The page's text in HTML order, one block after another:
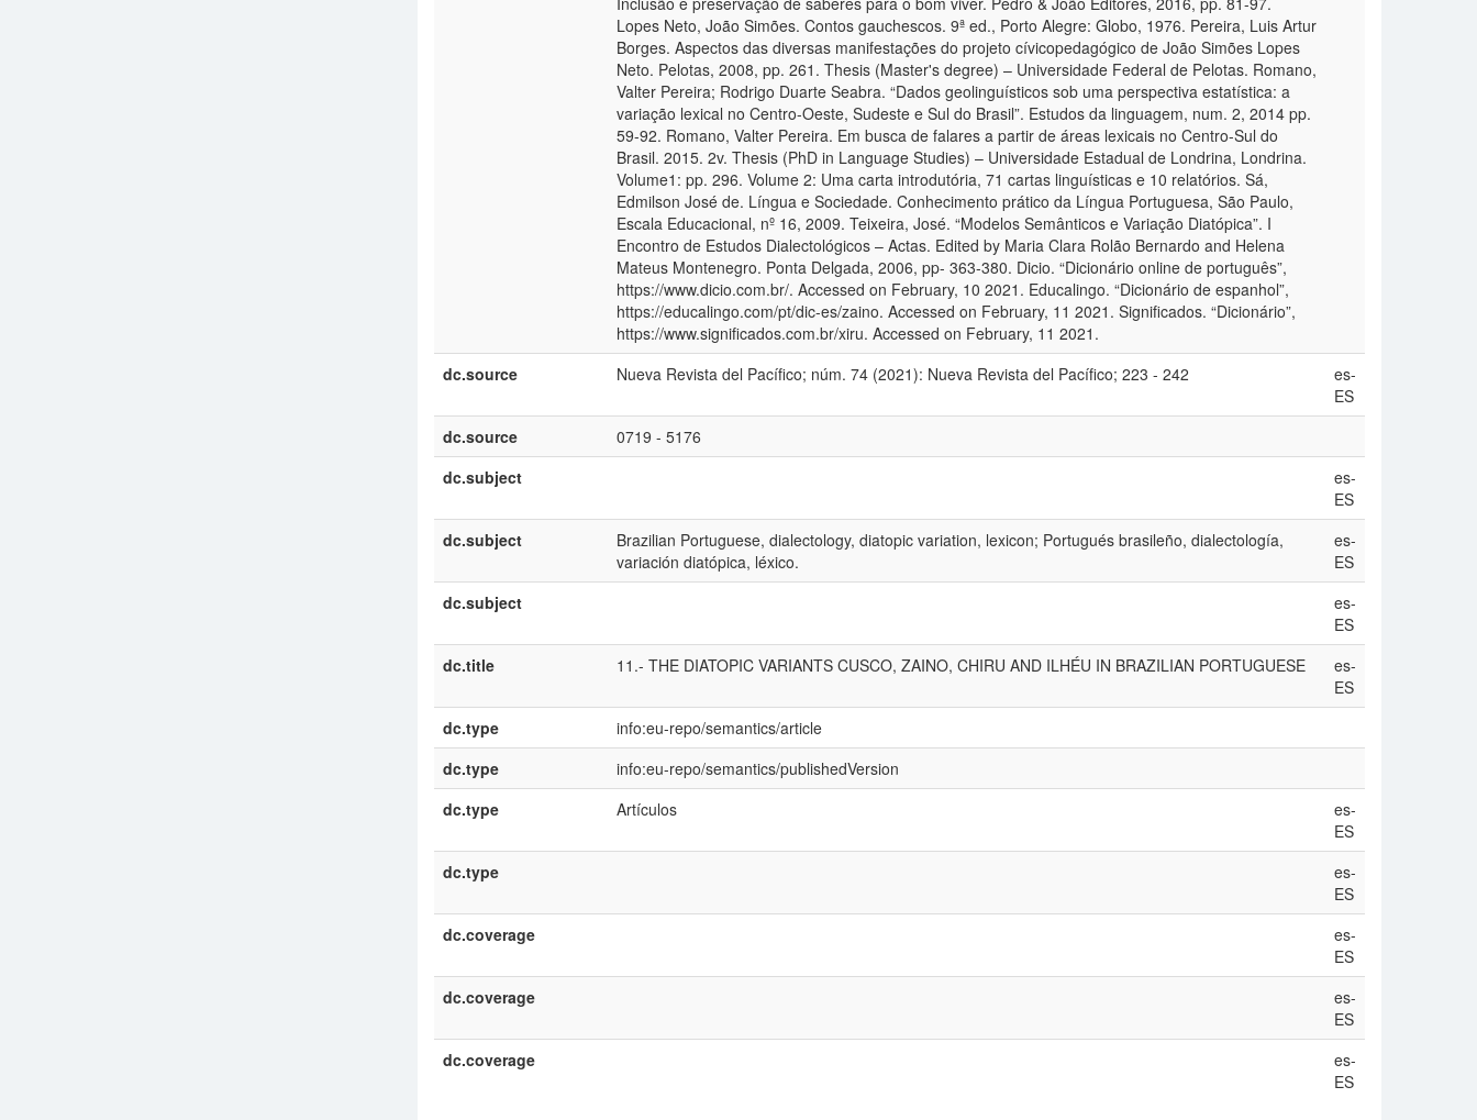
Lopes Neto, João Simões. Contos gauchescos. 9ª ed., Porto Alegre: Globo, 1976. Pereira, Luis Artur
Borges. Aspectos das diversas manifestações do projeto cívicopedagógico de João Simões Lopes
Neto. Pelotas, 2008, pp. 261. Thesis (Master's degree) – Universidade Federal de Pelotas. Romano,
Valter Pereira; Rodrigo Duarte Seabra. “Dados geolinguísticos sob uma perspectiva estatística: a
variação lexical no Centro-Oeste, Sudeste e Sul do Brasil”. Estudos da linguagem, num. 2, 2014 pp.
59-92. Romano, Valter Pereira. Em busca de falares a partir de áreas lexicais no Centro-Sul do
Brasil. 2015. 2v. Thesis (PhD in Language Studies) – Universidade Estadual de Londrina, Londrina.
Volume1: pp. 296. Volume 2: Uma carta introdutória, 71 cartas linguísticas e 10 relatórios. Sá,
Edmilson José de. Língua e Sociedade. Conhecimento prático da Língua Portuguesa, São Paulo,
Escala Educacional, nº 16, 2009. Teixeira, José. “Modelos Semânticos e Variação Diatópica”. I
Encontro de Estudos Dialectológicos – Actas. Edited by Maria Clara Rolão Bernardo and Helena
Mateus Montenegro. Ponta Delgada, 2006, pp- 363-380. Dicio. “Dicionário online de português”,
https://www.dicio.com.br/. Accessed on February, 10 2021. Educalingo. “Dicionário de espanhol”,
https://educalingo.com/pt/dic-es/zaino. Accessed on February, 11 2021. Significados. “Dicionário”,
https://www.significados.com.br/xiru. Accessed on February, 11 2021.
dc.source
Nueva Revista del Pacífico; núm. 74 (2021): Nueva Revista del Pacífico; 223 - 242
es-
ES
dc.source
0719 - 5176
dc.subject
es-
ES
dc.subject
Brazilian Portuguese, dialectology, diatopic variation, lexicon; Portugués brasileño, dialectología,
variación diatópica, léxico.
es-
ES
dc.subject
es-
ES
dc.title
11.- THE DIATOPIC VARIANTS CUSCO, ZAINO, CHIRU AND ILHÉU IN BRAZILIAN PORTUGUESE
es-
ES
dc.type
info:eu-repo/semantics/article
dc.type
info:eu-repo/semantics/publishedVersion
dc.type
Artículos
es-
ES
dc.type
es-
ES
dc.coverage
es-
ES
dc.coverage
es-
ES
dc.coverage
es-
ES